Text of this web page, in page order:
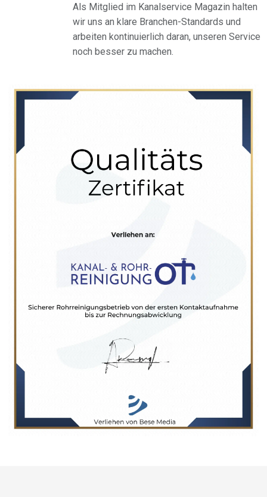
Als Mitglied im Kanalservice Magazin halten
wir uns an klare Branchen-Standards und
arbeiten kontinuierlich daran, unseren Service
noch besser zu machen.